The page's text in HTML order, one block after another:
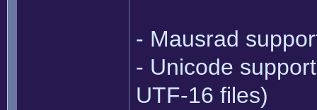
- Mausrad
- Unicode
UTF-16 files)